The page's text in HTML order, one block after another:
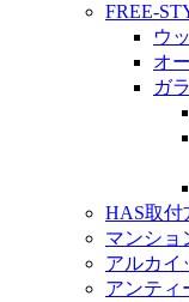
FREE-
ウ
オ
ガ
HAS取付
マンショ
アルカイ
アンティ